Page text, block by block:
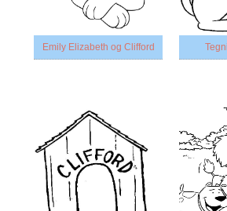
Emily Elizabeth og Clifford